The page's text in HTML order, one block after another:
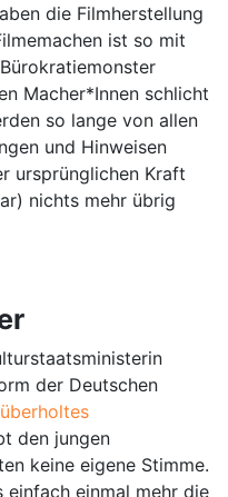
die Filmherstellung
ist so mit
Macher*Innen schlicht
so lange von allen
und Hinweisen
ursprünglichen Kraft
nichts mehr übrig
der Deutschen
überholtes
den jungen
keine eigene Stimme.
einmal mehr die